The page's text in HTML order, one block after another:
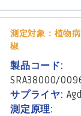
測定対象：植物
椒
製品コード:
SRA38000/
サプライヤ:
測定原理: